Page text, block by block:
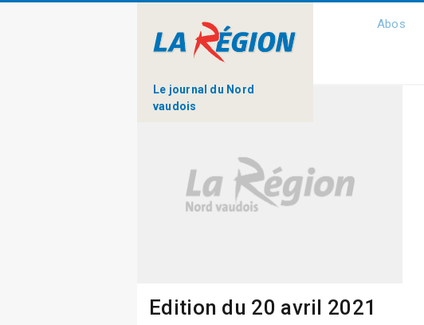
Le journal du Nord
vaudois
Abos
Edition du 20 avril 2021